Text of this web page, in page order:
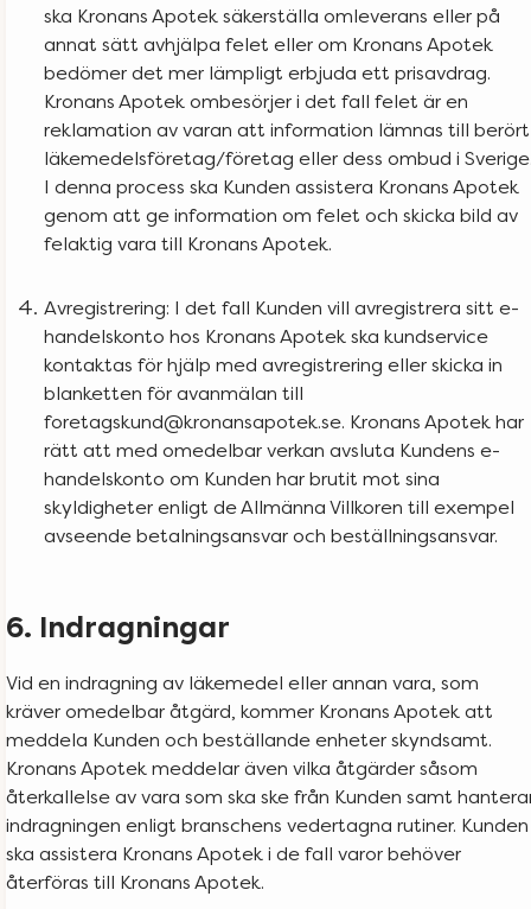
ska Kronans Apotek säkerställa omleverans eller på
annat sätt avhjälpa felet eller om Kronans Apotek
bedömer det mer lämpligt erbjuda ett prisavdrag.
Kronans Apotek ombesörjer i det fall felet är en
reklamation av varan att information lämnas till berört
läkemedelsföretag/företag eller dess ombud i
I denna process ska Kunden assistera Kronans Apotek
genom att ge information om felet och skicka bild av
felaktig vara till Kronans Apotek.
Avregistrering: I det fall Kunden vill avregistrera sitt e-
handelskonto hos Kronans Apotek ska kundservice
kontaktas för hjälp med avregistrering eller skicka in
blanketten för avanmälan till
foretagskund@kronansapotek.se. Kronans Apotek har
rätt att med omedelbar verkan avsluta Kundens e-
handelskonto om Kunden har brutit mot sina
skyldigheter enligt de Allmänna Villkoren till exempel
avseende betalningsansvar och beställningsansvar.
6. Indragningar
Vid en indragning av läkemedel eller annan vara, som
kräver omedelbar åtgärd, kommer Kronans Apotek att
meddela Kunden och beställande enheter skyndsamt.
Kronans Apotek meddelar även vilka åtgärder såsom
återkallelse av vara som ska ske från Kunden samt
indragningen enligt branschens vedertagna rutiner. Kunden
ska assistera Kronans Apotek i de fall varor behöver
återföras till Kronans Apotek.